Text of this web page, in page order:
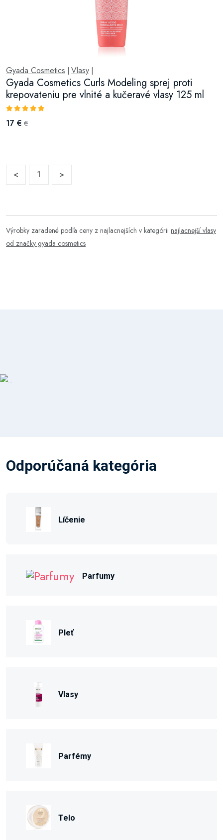
Gyada Cosmetics Vlasy
Gyada Cosmetics Curls Modeling sprej proti
krepovateniu pre vlnité a kučeravé vlasy 125 ml
17 € €
< 1 >
Výrobky zaradené podľa ceny z najlacnejších v kategórii najlacnejší vlasy
od značky gyada cosmetics
Odporúčaná kategória
Líčenie
Parfumy
Pleť
Vlasy
Parfémy
Telo